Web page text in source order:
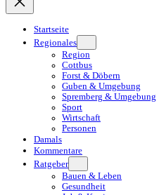
Startseite
Regionales
Region
Cottbus
Forst & Döbern
Guben & Umgebung
Spremberg & Umgebung
Sport
Wirtschaft
Personen
Damals
Kommentare
Ratgeber
Bauen & Leben
Gesundheit